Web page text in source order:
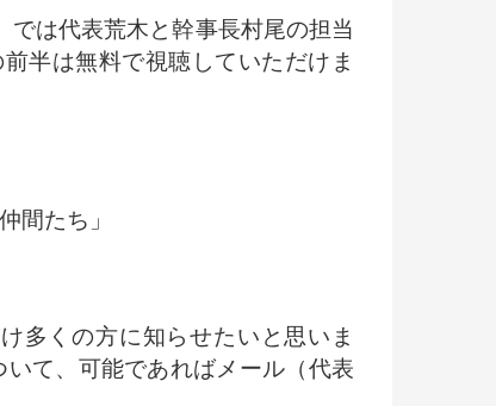
は代表荒木と幹事長村尾の担当
半は無料で視聴していただけま
間たち」
多くの方に知らせたいと思いま
て、可能であればメール（代表